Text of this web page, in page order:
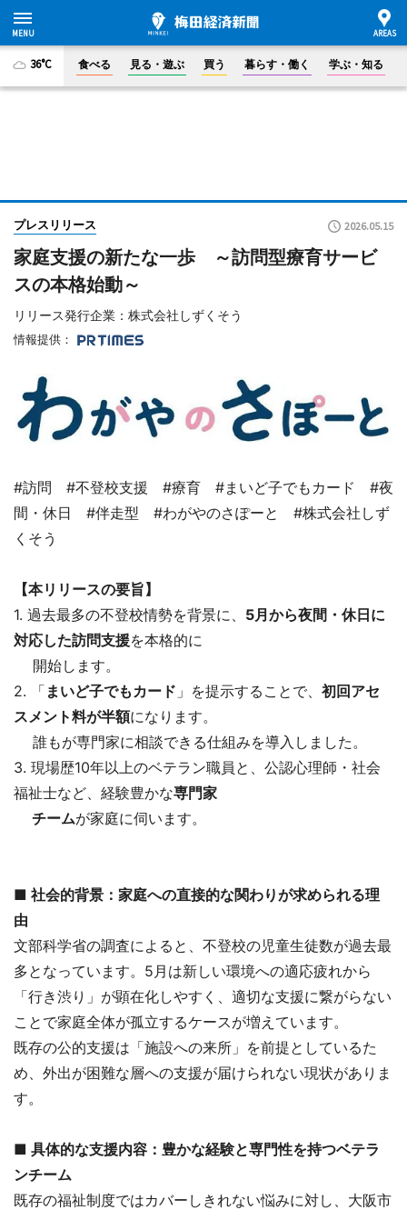
36°C 食べる 見る・遊ぶ 買う 暮らす・働く 学ぶ・知る
プレスリリース 2026.05.15
家庭支援の新たな一歩 ～訪問型療育サービ
スの本格始動～
リリース発行企業：株式会社しずくそう
情報提供：
#訪問 #不登校支援 #療育 #まいど子でもカード #夜
間・休日 #伴走型 #わがやのさぽーと #株式会社しず
くそう
【本リリースの要旨】
1. 過去最多の不登校情勢を背景に、 5月から夜間・休日に
対応した訪問支援を本格的に
開始します。
2. 「 まいど子でもカード 」を提示することで、 初回アセ
スメント料が半額になります。
誰もが専門家に相談できる仕組みを導入しました。
3. 現場歴10年以上のベテラン職員と、公認心理師・社会
福祉士など、経験豊かな専門家
チームが家庭に伺います。
■ 社会的背景：家庭への直接的な関わりが求められる理
由
文部科学省の調査によると、不登校の児童生徒数が過去最
多となっています。5月は新しい環境への適応疲れから
「行き渋り」が顕在化しやすく、適切な支援に繋がらない
ことで家庭全体が孤立するケースが増えています。
既存の公的支援は「施設への来所」を前提としているた
め、外出が困難な層への支援が届けられない現状がありま
す。
■ 具体的な支援内容：豊かな経験と専門性を持つベテラ
ンチーム
既存の福祉制度ではカバーしきれない悩みに対し、大阪市